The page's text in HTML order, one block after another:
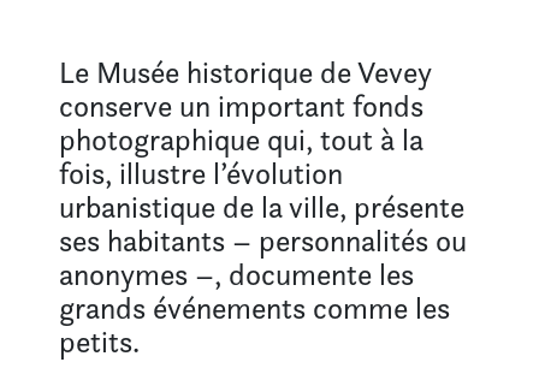
VOTRE VISITE
Infos pratiques
Visites guidées
Pour les écoles
Boutique
LE MUSÉE
À propos
L’équipe
Le Musée historique de Vevey
conserve un important fonds
photographique qui, tout à la
fois, illustre l’évolution
urbanistique de la ville, présente
ses habitants – personnalités ou
anonymes –, documente les
grands événements comme les
petits.